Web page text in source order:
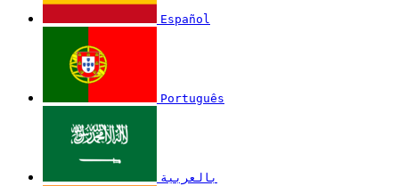
Español
Português
بالعربية